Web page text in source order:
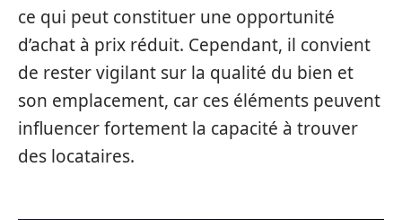
ce qui peut constituer une opportunité
d’achat à prix réduit. Cependant, il convient
de rester vigilant sur la qualité du bien et
son emplacement, car ces éléments peuvent
influencer fortement la capacité à trouver
des locataires.